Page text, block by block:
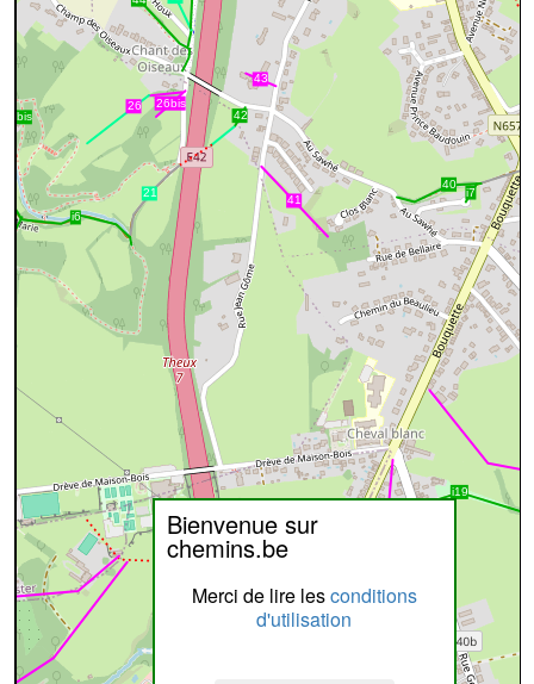
Bienvenue sur
chemins.be
Merci de lire lesconditions
d'utilisation